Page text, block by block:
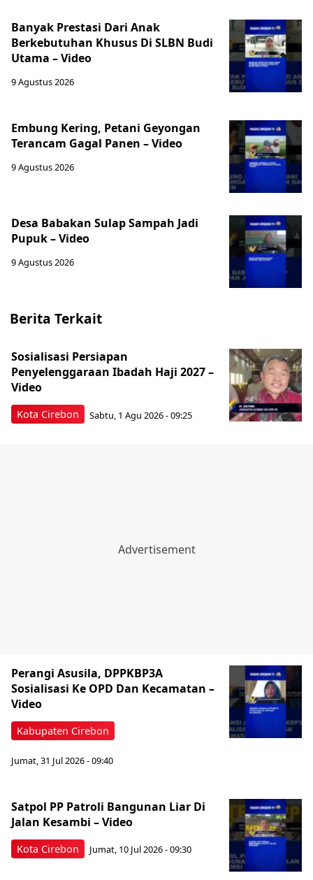
Banyak Prestasi Dari Anak
Berkebutuhan Khusus Di SLBN Budi
Utama – Video
9 Agustus 2026
Embung Kering, Petani Geyongan
Terancam Gagal Panen – Video
9 Agustus 2026
Desa Babakan Sulap Sampah Jadi
Pupuk – Video
9 Agustus 2026
Berita Terkait
Kota Cirebon
Sosialisasi Persiapan
Penyelenggaraan Ibadah Haji 2027 –
Video
Sabtu, 1 Agu 2026 - 09:25
Kabupaten Cirebon
Perangi Asusila, DPPKBP3A
Sosialisasi Ke OPD Dan Kecamatan –
Video
Jumat, 31 Jul 2026 - 09:40
Kota Cirebon
Satpol PP Patroli Bangunan Liar Di
Jalan Kesambi – Video
Jumat, 10 Jul 2026 - 09:30